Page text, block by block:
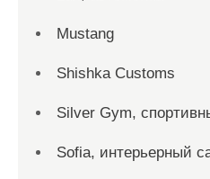
Mustang
Shishka Customs
Silver Gym,
Sofia, интерьерный